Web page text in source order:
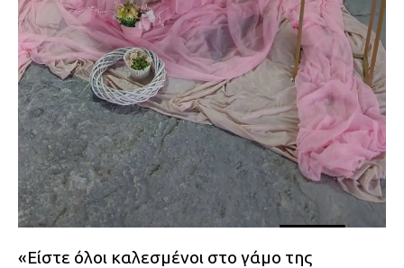
«Είστε όλοι καλεσμένοι στο γάμο της